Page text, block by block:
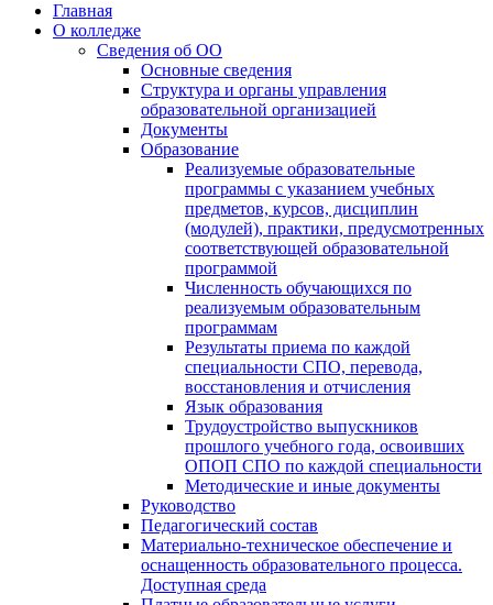
Главная
О колледже
Сведения об ОО
Основные сведения
Структура и органы управления
образовательной организацией
Документы
Образование
Реализуемые образовательные
программы с указанием учебных
предметов, курсов, дисциплин
(модулей), практики, предусмотренных
соответствующей образовательной
программой
Численность обучающихся по
реализуемым образовательным
программам
Результаты приема по каждой
специальности СПО, перевода,
восстановления и отчисления
Язык образования
Трудоустройство выпускников
прошлого учебного года, освоивших
ОПОП СПО по каждой специальности
Методические и иные документы
Руководство
Педагогический состав
Материально-техническое обеспечение и
оснащенность образовательного процесса.
Доступная среда